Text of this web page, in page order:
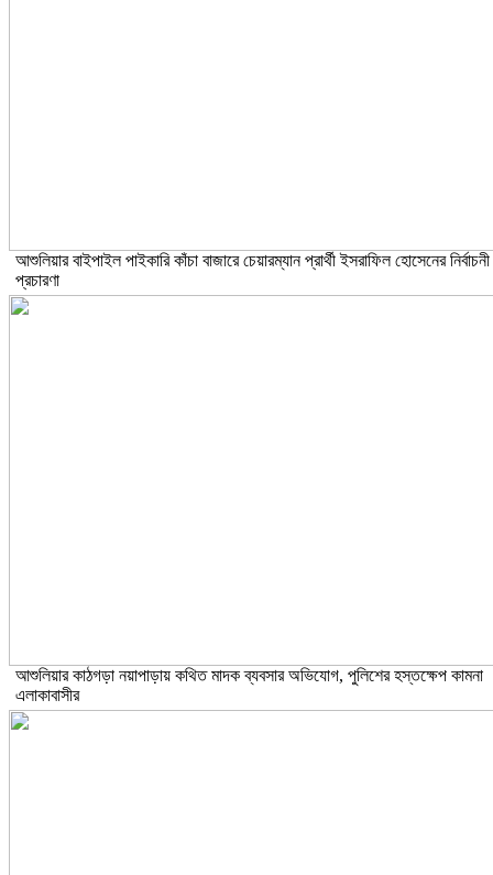
আশুলিয়ার বাইপাইল পাইকারি কাঁচা বাজারে চেয়ারম্যান প্রার্থী ইসরাফিল হোসেনের নির্বাচনী
প্রচারণা
আশুলিয়ার কাঠগড়া নয়াপাড়ায় কথিত মাদক ব্যবসার অভিযোগ, পুলিশের হস্তক্ষেপ কামনা
এলাকাবাসীর